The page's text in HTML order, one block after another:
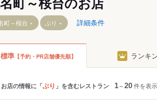
崎駅
町～桜台 ぶり 詳細条件
標準 【予約・PR店舗優先順】 ランキ
店の情報に「ぶり 」を含むレストラン 1～20件を表示